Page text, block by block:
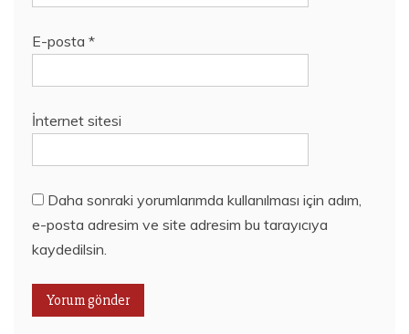
E-posta *
İnternet sitesi
Daha sonraki yorumlarımda kullanılması için adım,
e-posta adresim ve site adresim bu tarayıcıya
kaydedilsin.